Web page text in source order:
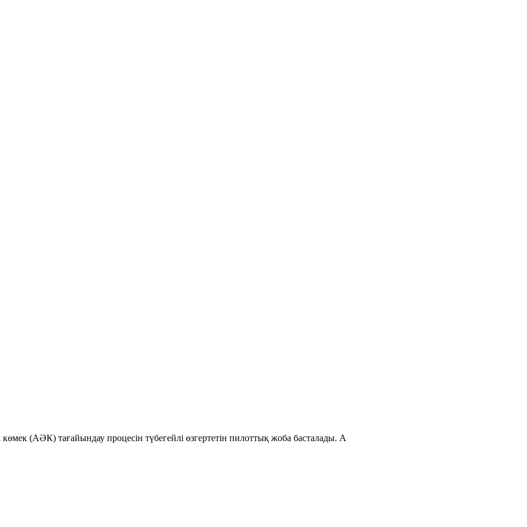
(АӘК) тағайындау процесін түбегейлі өзгертетін пилоттық жоба басталады. А